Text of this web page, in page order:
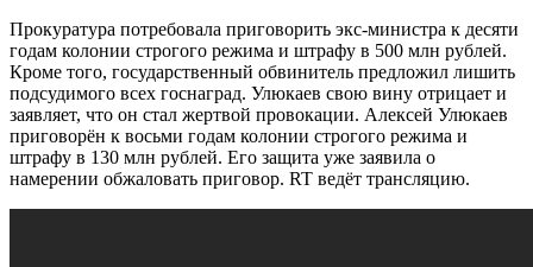
Прокуратура потребовала приговорить экс-министра к десяти
годам колонии строгого режима и штрафу в 500 млн рублей.
Кроме того, государственный обвинитель предложил лишить
подсудимого всех госнаград. Улюкаев свою вину отрицает и
заявляет, что он стал жертвой провокации. Алексей Улюкаев
приговорён к восьми годам колонии строгого режима и
штрафу в 130 млн рублей. Его защита уже заявила о
намерении обжаловать приговор. RT ведёт трансляцию.